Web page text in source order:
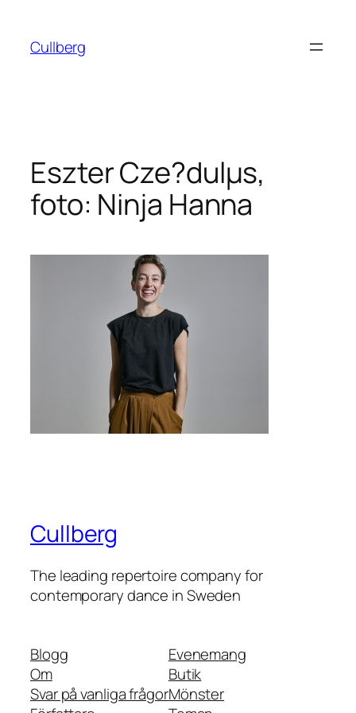
innehåll
Cullberg
Eszter Cze?dulµs,
foto: Ninja Hanna
Cullberg
The leading repertoire company for
contemporary dance in Sweden
Blogg
Om
Svar på vanliga frågor
Evenemang
Butik
Mönster